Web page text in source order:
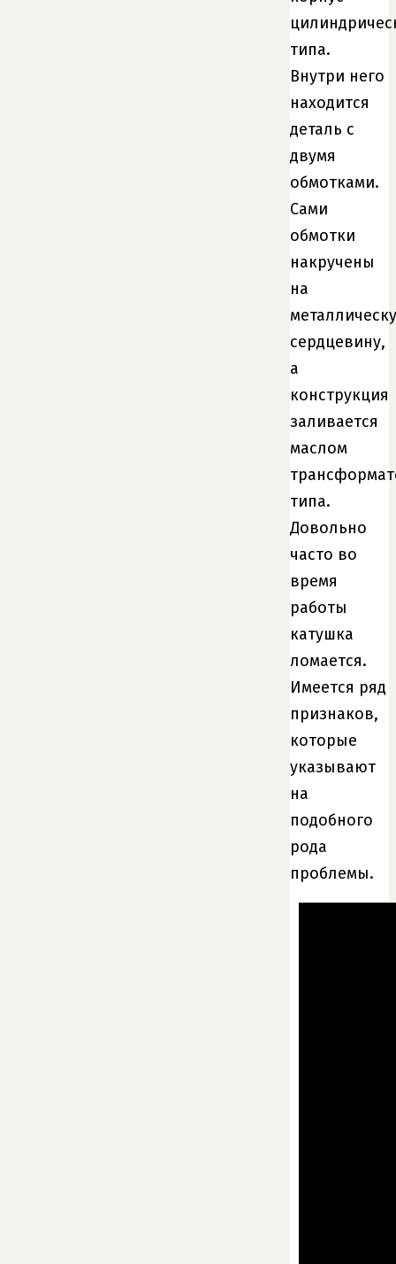
типа.
Внутри него
находится
деталь с
двумя
обмотками.
Сами
обмотки
накручены
на
сердцевину,
а
конструкция
заливается
маслом
типа.
Довольно
часто во
время
работы
катушка
ломается.
Имеется ряд
признаков,
которые
указывают
на
подобного
рода
проблемы.